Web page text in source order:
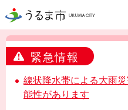
うるま市
緊急情報
線状降水帯による大雨
能性があります